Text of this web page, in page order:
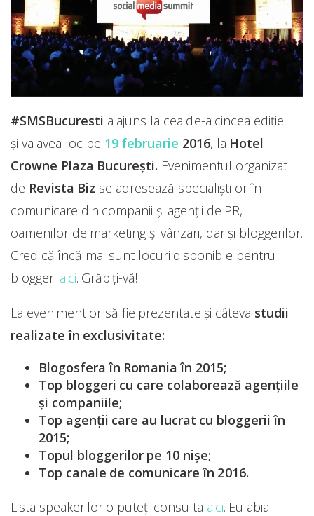
#SMSBucuresti a ajuns la cea de-a cincea ediție
și va avea loc pe 19 februarie 2016, la Hotel
Crowne Plaza București. Evenimentul organizat
de Revista Biz se adresează specialiștilor în
comunicare din companii și agenții de PR,
oamenilor de marketing și vânzari, dar și bloggerilor.
Cred că încă mai sunt locuri disponible pentru
bloggeri aici. Grăbiți-vă!
La eveniment or să fie prezentate și câteva studii
realizate în exclusivitate:
Blogosfera în Romania în 2015;
Top bloggeri cu care colaborează agențiile
și companiile;
Top agenții care au lucrat cu bloggerii în
2015;
Topul bloggerilor pe 10 nișe;
Top canale de comunicare în 2016.
Lista speakerilor o puteți consulta aici. Eu abia